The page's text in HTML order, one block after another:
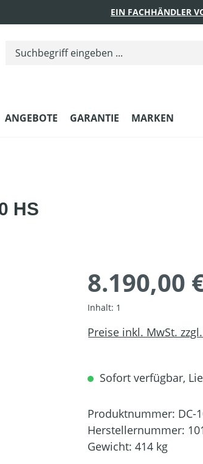
EIN FACHHÄNDLER
ANGEBOTE GARANTIE MARKEN
HS
8.190,00
Inhalt: 1
Preise inkl. MwSt.
Sofort verfügbar,
Produktnummer: DC-
Herstellernummer:
Gewicht: 414 kg